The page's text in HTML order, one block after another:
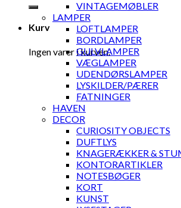
Kurv
Ingen varer i kurven.
VINTAGEMØBLER
LAMPER
LOFTLAMPER
BORDLAMPER
GULVLAMPER
VÆGLAMPER
UDENDØRSLAMPER
LYSKILDER/PÆRER
FATNINGER
HAVEN
DECOR
CURIOSITY OBJECTS
DUFTLYS
KNAGERÆKKER &
KONTORARTIKLER
NOTESBØGER
KORT
KUNST